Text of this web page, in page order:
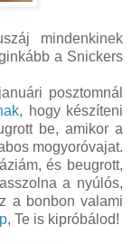
mindenkinek
a Snickers
posztomnál
, hogy készíteni
be, amikor a
mogyoróvajat.
és beugrott,
a nyúlós,
a bonbon valami
, Te is kipróbálod!